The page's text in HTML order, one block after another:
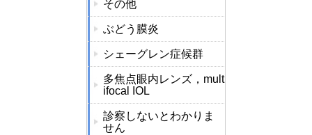
その他
ぶどう膜炎
シェーグレン症候群
多焦点眼内レンズ，mult
ifocal IOL
診察しないとわかりま
せん